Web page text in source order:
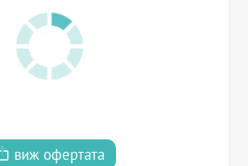
виж офертата